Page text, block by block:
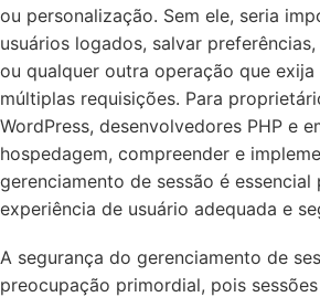
ou personalização. Sem ele, seria
usuários logados, salvar
ou qualquer outra operação que
múltiplas requisições. Para
WordPress, desenvolvedores PHP e
hospedagem, compreender e
gerenciamento de sessão é essencial
experiência de usuário adequada e
A segurança do gerenciamento de
preocupação primordial, pois